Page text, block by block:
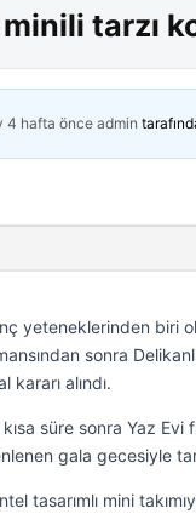
tarzı
4 hafta önceadmin
yeteneklerinden biri
sonra
alındı.
süre sonra Yaz Evi
gala gecesiyle
tasarımlı mini